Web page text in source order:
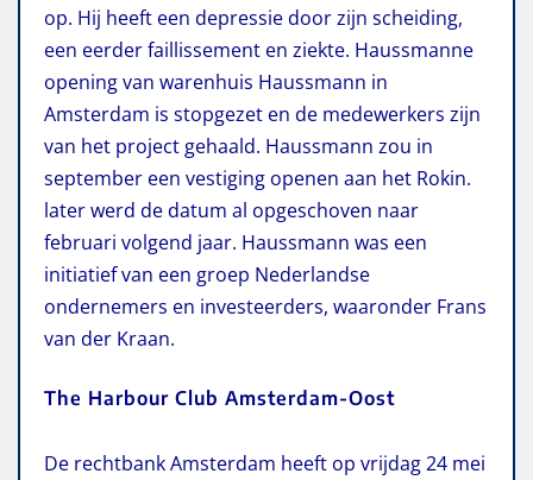
op. Hij heeft een depressie door zijn scheiding,
een eerder faillissement en ziekte. Haussmanne
opening van warenhuis Haussmann in
Amsterdam is stopgezet en de medewerkers zijn
van het project gehaald. Haussmann zou in
september een vestiging openen aan het Rokin.
later werd de datum al opgeschoven naar
februari volgend jaar. Haussmann was een
initiatief van een groep Nederlandse
ondernemers en investeerders, waaronder Frans
van der Kraan.
The Harbour Club Amsterdam-Oost
De rechtbank Amsterdam heeft op vrijdag 24 mei